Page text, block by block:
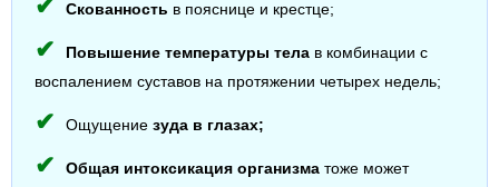
Скованность в пояснице и крестце;
Повышение температуры тела в комбинации с
воспалением суставов на протяжении четырех недель;
Ощущение зуда в глазах;
Общая интоксикация организма тоже может